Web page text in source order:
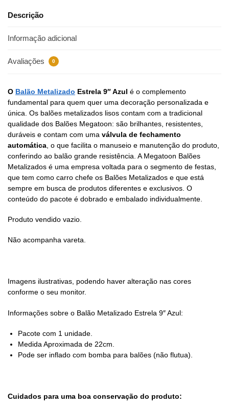
Descrição
Informação adicional
Avaliações 0
O Balão Metalizado Estrela 9″ Azul é o complemento
fundamental para quem quer uma decoração personalizada e
única. Os balões metalizados lisos contam com a tradicional
qualidade dos Balões Megatoon: são brilhantes, resistentes,
duráveis e contam com uma válvula de fechamento
automática , o que facilita o manuseio e manutenção do produto,
conferindo ao balão grande resistência. A Megatoon Balões
Metalizados é uma empresa voltada para o segmento de festas,
que tem como carro chefe os Balões Metalizados e que está
sempre em busca de produtos diferentes e exclusivos. O
conteúdo do pacote é dobrado e embalado individualmente.
Produto vendido vazio.
Não acompanha vareta.
Imagens ilustrativas, podendo haver alteração nas cores
conforme o seu monitor.
Informações sobre o Balão Metalizado Estrela 9″ Azul:
Pacote com 1 unidade.
Medida Aproximada de 22cm.
Pode ser inflado com bomba para balões (não flutua).
Cuidados para uma boa conservação do produto: